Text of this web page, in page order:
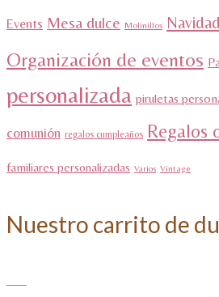
Events Mesa dulce Molinillos Navidad
Organización de eventos
personalizada piruletas
comunión regalos cumpleaños Regalos
familiares personalizadas Varios Vintage
Nuestro carrito de